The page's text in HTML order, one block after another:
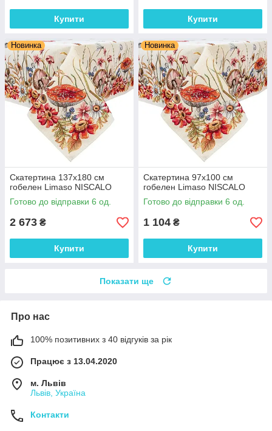
Купити Купити
Новинка
Скатертина 137х180 см
гобелен Limaso NISCALO
Готово до відправки 6 од.
2 673 ₴
Купити
Новинка
Скатертина 97х100 см
гобелен Limaso NISCALO
Готово до відправки 6 од.
1 104 ₴
Купити
Показати ще
Про нас
100% позитивних з 40 відгуків за рік
Працює з 13.04.2020
м. Львів
Львів, Україна
Контакти